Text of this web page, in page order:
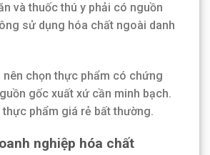
và thuốc thú y phải có nguồn
sử dụng hóa chất ngoài danh
nên chọn thực phẩm có chứng
gốc xuất xứ cần minh bạch.
thực phẩm giá rẻ bất thường.
nghiệp hóa chất